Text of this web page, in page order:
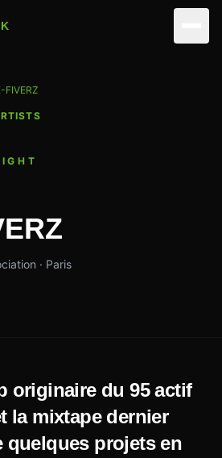
FIVERZ
· Paris
originaire du 95 actif
la mixtape dernier
quelques projets en